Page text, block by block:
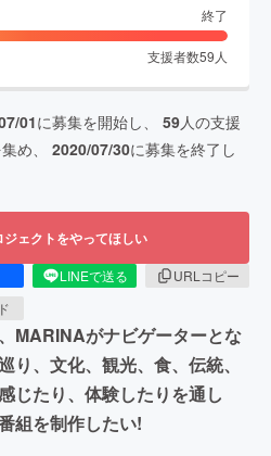
終了
支援者数59 人
01に募集を開始し、 59人の支援
め、 2020/07/30に募集を終了し
ジェクトをやってほしい
LINEで送る
URLコピー
MARINAがナビゲーターとな
り、文化、観光、食、伝統、
じたり、体験したりを通し
組を制作したい!